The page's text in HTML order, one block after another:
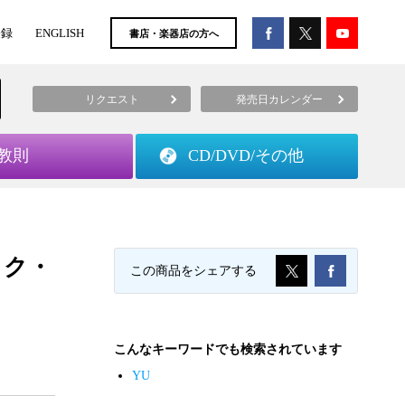
ENGLISH 書店・楽器店の方へ
リクエスト 発売日カレンダー
則 CD/DVD/その他
・
この商品をシェアする
こんなキーワードでも検索されています
YU